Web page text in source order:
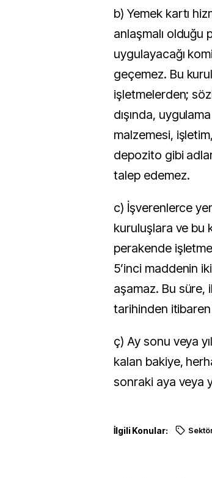
b) Yemek kartı
anlaşmalı olduğu
uygulayacağı
geçemez. Bu
işletmelerden;
dışında,
malzemesi,
depozito gibi
talep edemez.
c) İşverenlerce
kuruluşlara ve bu
perakende
5’inci maddenin
aşamaz. Bu süre,
tarihinden
ç) Ay sonu veya
kalan bakiye,
sonraki aya veya
İlgili Konular: